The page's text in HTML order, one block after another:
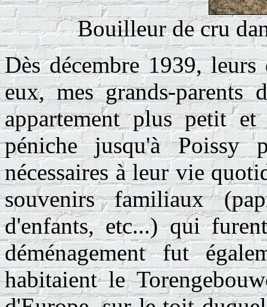
Bouilleur de cru
Dès décembre 1939,
eux, mes grands-parents
appartement plus petit
péniche jusqu'à Poissy
nécessaires à leur vie
souvenirs familiaux
d'enfants, etc...) qui
déménagement fut
habitaient le